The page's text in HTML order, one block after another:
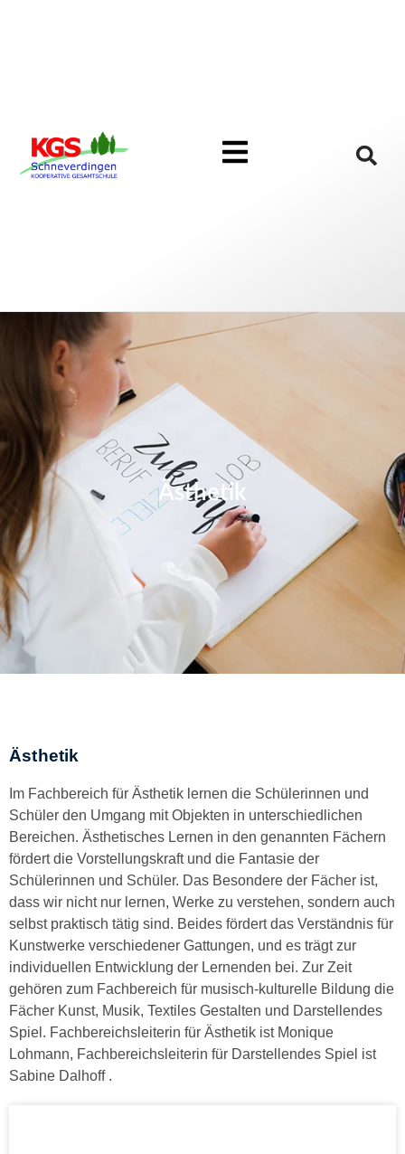
Ästhetik
Ästhetik
Im Fachbereich für Ästhetik lernen die Schülerinnen und
Schüler den Umgang mit Objekten in unterschiedlichen
Bereichen. Ästhetisches Lernen in den genannten Fächern
fördert die Vorstellungskraft und die Fantasie der
Schülerinnen und Schüler. Das Besondere der Fächer ist,
dass wir nicht nur lernen, Werke zu verstehen, sondern auch
selbst praktisch tätig sind. Beides fördert das Verständnis für
Kunstwerke verschiedener Gattungen, und es trägt zur
individuellen Entwicklung der Lernenden bei. Zur Zeit
gehören zum Fachbereich für musisch-kulturelle Bildung die
Fächer Kunst, Musik, Textiles Gestalten und Darstellendes
Spiel. Fachbereichsleiterin für Ästhetik ist Monique
Lohmann, Fachbereichsleiterin für Darstellendes Spiel ist
Sabine Dalhoff .